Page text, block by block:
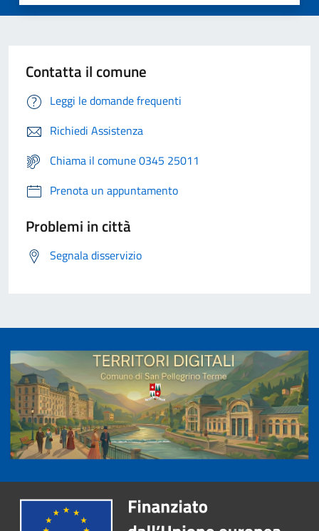
Contatta il comune
Leggi le domande frequenti
Richiedi Assistenza
Chiama il comune 0345 25011
Prenota un appuntamento
Problemi in città
Segnala disservizio